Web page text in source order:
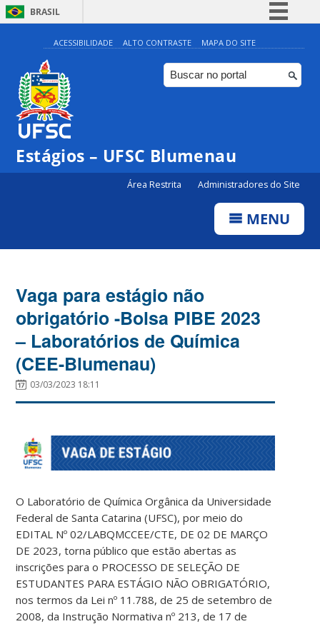
BRASIL
Simplifique!
Comunica BR
Participe
Canais
ACESSIBILIDADE ALTO CONTRASTE MAPA DO SITE
Estágios – UFSC Blumenau
Área Restrita Administradores do Site
MENU
Vaga para estágio não
obrigatório -Bolsa PIBE 2023
– Laboratórios de Química
(CEE-Blumenau)
03/03/2023 18:11
O Laboratório de Química Orgânica da Universidade
Federal de Santa Catarina (UFSC), por meio do
EDITAL Nº 02/LABQMCCEE/CTE, DE 02 DE MARÇO
DE 2023, torna público que estão abertas as
inscrições para o PROCESSO DE SELEÇÃO DE
ESTUDANTES PARA ESTÁGIO NÃO OBRIGATÓRIO,
nos termos da Lei nº 11.788, de 25 de setembro de
2008, da Instrução Normativa nº 213, de 17 de